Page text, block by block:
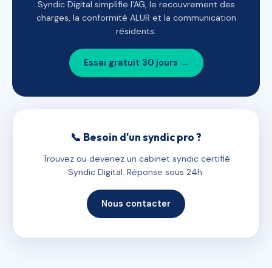
Syndic Digital simplifie l'AG, le recouvrement des
charges, la conformité ALUR et la communication
résidents.
Essai gratuit 30 jours →
📞 Besoin d'un syndic pro ?
Trouvez ou devenez un cabinet syndic certifié
Syndic Digital. Réponse sous 24h.
Nous contacter